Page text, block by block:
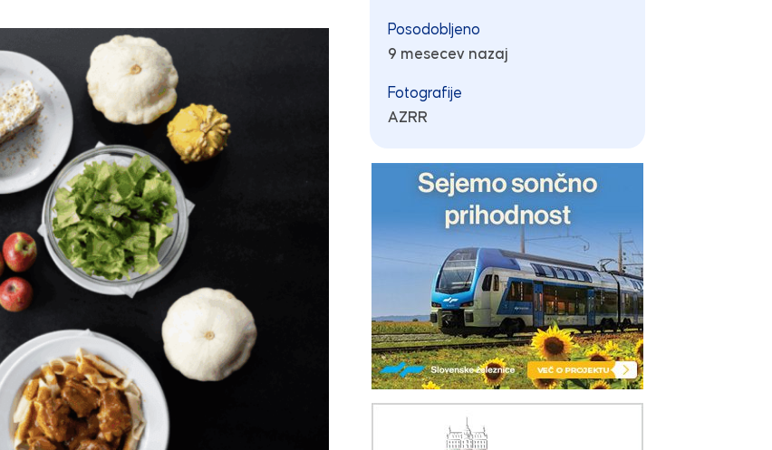
Posodobljeno
9 mesecev nazaj
Fotografije
AZRR